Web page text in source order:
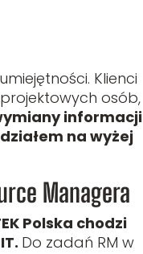
Klienci
osób,
informacji
na wyżej
Managera
Polska chodzi
Do zadań RM w